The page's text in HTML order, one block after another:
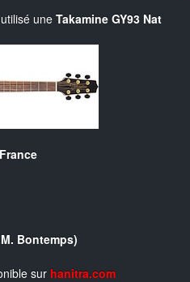
une Takamine GY93 Nat
Bontemps)
sur hanitra.com